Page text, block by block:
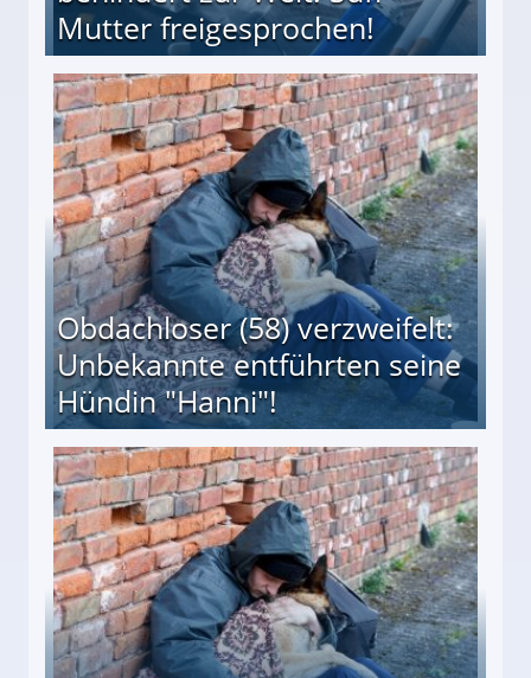
Mutter freigesprochen!
Mutter freigesprochen!
Obdachloser (58) verzweifelt:
Unbekannte entführten seine
Hündin "Hanni"!
entführten seine Hündin "Hanni"!